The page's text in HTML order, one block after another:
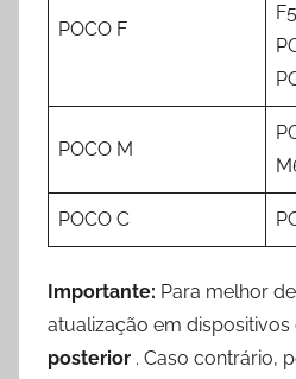
POCO F
POCO M
POCO C
Importante: Para melhor
atualização em dispositivos
posterior . Caso contrário,